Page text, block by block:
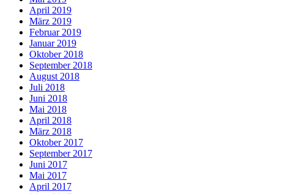
April 2019
März 2019
Februar 2019
Januar 2019
Oktober 2018
September 2018
August 2018
Juli 2018
Juni 2018
Mai 2018
April 2018
März 2018
Oktober 2017
September 2017
Juni 2017
Mai 2017
April 2017